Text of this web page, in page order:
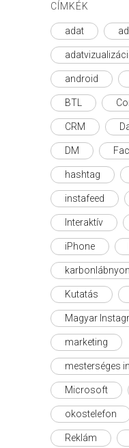
CÍMKÉK
adat
android
BTL
CRM
DM
hashtag
instafeed
Interaktív
iPhone
Kutatás
Magyar
marketing
mesterséges
Microsoft
okostelefon
Reklám